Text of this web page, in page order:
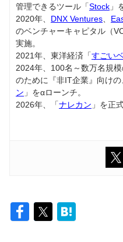
管理できるツール「Stock 」
2020年、 DNX Ventures
のベンチャーキャピタル（
実施。
2021年、東洋経済「すごい
2024年、100名～数万名規
のために『非IT企業』向け
ン 」をαローンチ。
2026年、「ナレカン 」を正